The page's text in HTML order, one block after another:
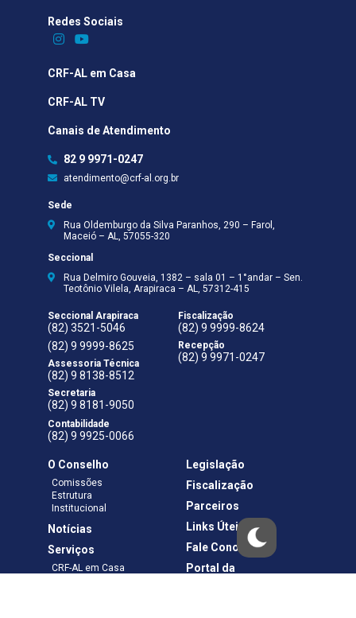
Redes Sociais​
CRF-AL em Casa
CRF-AL TV
Canais de Atendimento
82 9 9971-0247
atendimento@crf-al.org.br
Sede
Rua Oldemburgo da Silva Paranhos, 290 – Farol,
Maceió – AL, 57055-320
Seccional
Rua Delmiro Gouveia, 1382 – sala 01 – 1°andar – Sen.
Teotônio Vilela, Arapiraca – AL, 57312-415
Seccional Arapiraca
(82) 3521-5046
(82) 9 9999-8625
Assessoria Técnica
(82) 9 8138-8512
Secretaria
(82) 9 8181-9050
Contabilidade
(82) 9 9925-0066
Fiscalização
(82) 9 9999-8624
Recepção
(82) 9 9971-0247
O Conselho
Comissões
Estrutura
Institucional
Notícias
Serviços
CRF-AL em Casa
Legislação
Fiscalização
Parceiros
Links Úteis
Fale Conosco
Portal da